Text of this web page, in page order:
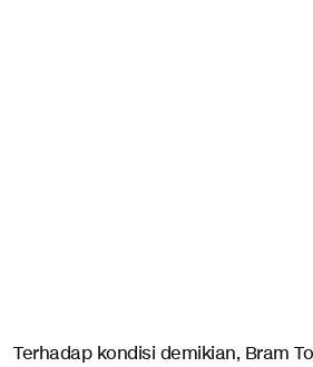
Terhadap kondisi demikian, Bram